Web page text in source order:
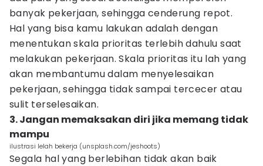
banyak pekerjaan, sehingga cenderung repot.
Hal yang bisa kamu lakukan adalah dengan
menentukan skala prioritas terlebih dahulu saat
melakukan pekerjaan. Skala prioritas itu lah yang
akan membantumu dalam menyelesaikan
pekerjaan, sehingga tidak sampai tercecer atau
sulit terselesaikan.
3. Jangan memaksakan diri jika memang tidak
mampu
ilustrasi lelah bekerja (unsplash.com/jeshoots)
Segala hal yang berlebihan tidak akan baik